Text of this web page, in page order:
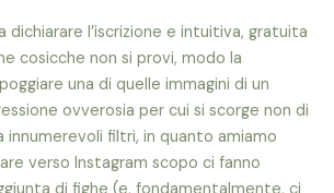
dichiarare l’iscrizione e intuitiva, gratuita
cosicche non si provi, modo la
una di quelle immagini di un
ovverosia per cui si scorge non di
innumerevoli filtri, in quanto amiamo
verso Instagram scopo ci fanno